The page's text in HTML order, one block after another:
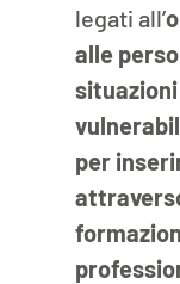
legati all’
alle
per